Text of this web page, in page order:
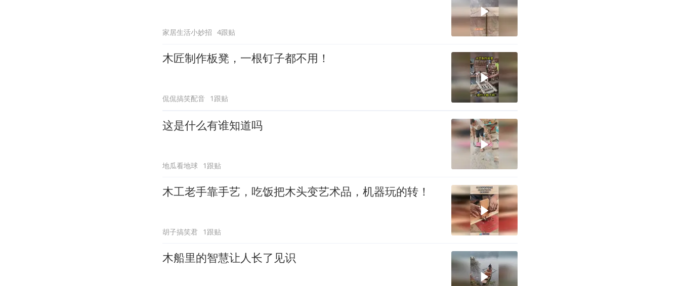
家居生活小妙招 4跟贴
木匠制作板凳，一根钉子都不用！
侃侃搞笑配音 1跟贴
这是什么有谁知道吗
地瓜看地球 1跟贴
木工老手靠手艺，吃饭把木头变艺术品，机器玩的转！
胡子搞笑君 1跟贴
木船里的智慧让人长了见识